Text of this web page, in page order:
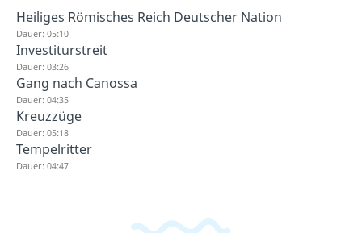
Heiliges Römisches Reich Deutscher Nation
Dauer: 05:10
Investiturstreit
Dauer: 03:26
Gang nach Canossa
Dauer: 04:35
Kreuzzüge
Dauer: 05:18
Tempelritter
Dauer: 04:47